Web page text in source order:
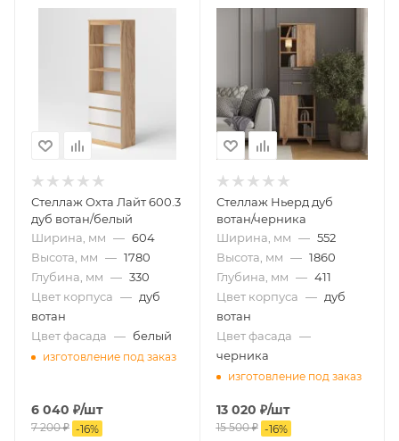
Стеллаж Охта Лайт 600.3
дуб вотан/белый
Ширина, мм — 604
Высота, мм — 1780
Глубина, мм — 330
Цвет корпуса — дуб
вотан
Цвет фасада — белый
изготовление под заказ
6 040 ₽/шт
7 200₽ -16%
Стеллаж Ньерд дуб
вотан/черника
Ширина, мм — 552
Высота, мм — 1860
Глубина, мм — 411
Цвет корпуса — дуб
вотан
Цвет фасада —
черника
изготовление под заказ
13 020 ₽/шт
15 500₽ -16%